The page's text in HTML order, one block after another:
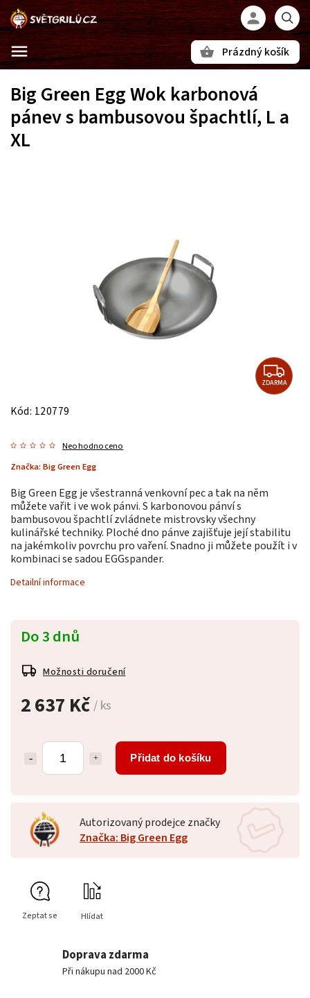
Prázdný košík
Big Green Egg Wok karbonová
pánev s bambusovou špachtlí, L a
XL
ZDARMA
Kód: 120779
Neohodnoceno
Značka: Big Green Egg
2 637 Kč/ ks
Přidat do košíku
Do 3 dnů
Možnosti doručení
Big Green Egg je všestranná venkovní pec a tak na něm
můžete vařit i ve wok pánvi. S karbonovou pánví s
bambusovou špachtlí zvládnete mistrovsky všechny
kulinářské techniky. Ploché dno pánve zajišťuje její stabilitu
na jakémkoliv povrchu pro vaření. Snadno ji můžete použít i v
kombinaci se sadou EGGspander.
Detailní informace
Autorizovaný prodejce značky
Značka: Big Green Egg
Zeptat se Hlídat
Doprava zdarma
Při nákupu nad 2000 Kč